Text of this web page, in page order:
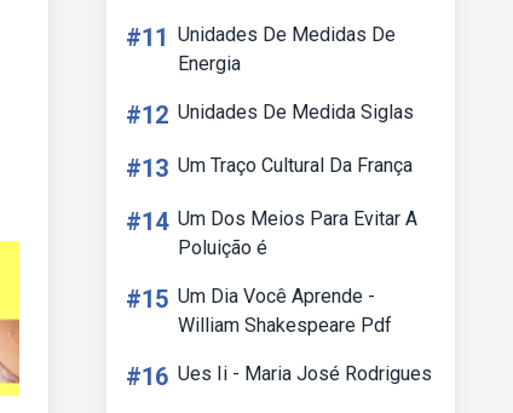
#11 Unidades De Medidas De
Energia
#12 Unidades De Medida Siglas
#13 Um Traço Cultural Da França
#14 Um Dos Meios Para Evitar A
Poluição é
#15 Um Dia Você Aprende -
William Shakespeare Pdf
#16 Ues Ii - Maria José Rodrigues